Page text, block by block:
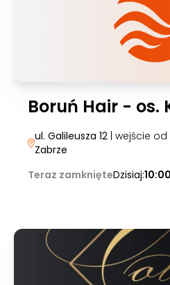
Boruń Hair - os.
ul. Galileusza 12| wejście
Zabrze
Teraz zamknięteDzisiaj: